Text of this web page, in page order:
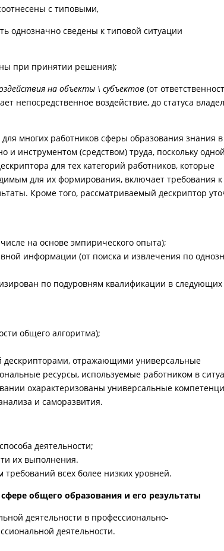
с типовыми,
однозначно сведены к типовой ситуации
при принятии решения);
на объекты \ субъектов (от
непосредственное воздействие, до статуса
для многих работников сферы образования знания в
инструментом (средством) труда, поскольку
для тех категорий работников, которые
для их формирования, включает требования к
Кроме того, рассматриваемый дескриптор
на основе эмпирического опыта);
информации (от поиска и извлечения по
по подуровням квалификации в следующих
общего алгоритма);
дескрипторами, отражающими универсальные
ресурсы, используемые работником в
охарактеризованы универсальные
и саморазвития.
деятельности;
их выполнения.
всех более низких уровней.
общего образования и его результаты
деятельности в профессионально-
деятельности.